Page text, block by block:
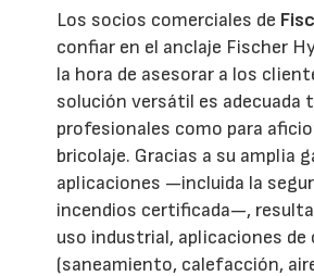
Los socios comerciales de
confiar en el anclaje Fischer
la hora de asesorar a los
solución versátil es adecuada
profesionales como para
bricolaje. Gracias a su amplia
aplicaciones —incluida la
incendios certificada—, resulta
uso industrial, aplicaciones
(saneamiento, calefacción,